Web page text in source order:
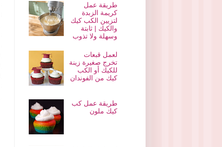
طريقة عمل
كريمة الزبدة
لتزيين الكب كيك
والكيك | ثابتة
وسهلة ولا تذوب
لعمل قبعات
تخرج صغيرة زينة
للكيك أو الكب
كيك من الفوندان
طريقة عمل كب
كيك ملون